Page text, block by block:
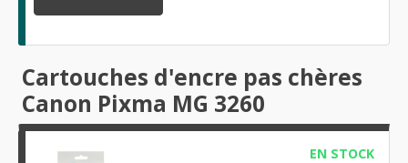
Cartouches d'encre pas chères
Canon Pixma MG 3260
EN STOCK